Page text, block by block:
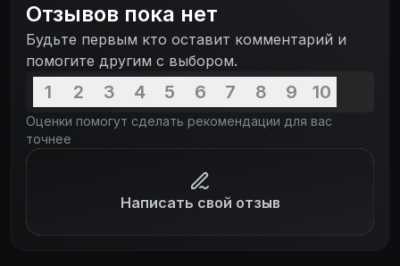
замаскированного убийцу...
Отзывов пока нет
Будьте первым кто оставит комментарий и
помогите другим с выбором.
1 2 3 4 5 6 7 8 9 10
Оценки помогут сделать рекомендации для вас
точнее
Написать свой отзыв